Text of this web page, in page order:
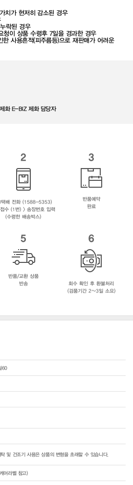
치가 현저히 감소된 경우
락된 경우
청이 상품 수령후 7일을 경과한 경우
사용흔적(피주름등)으로 재판매가 어려운
화 E-BIZ 제화 담당자
2
택배 전화 (1588-5353)
수 (1번) > 송장번호 입력
(수령한 배송박스)
3
반품예약
완료
5
반품/교환 상품
반송
6
회수 확인 후 환불처리
(검품기간 2~3일 소요)
60
탁 및 건조기 사용은 상품의 변형을 초래할 수 있습니다.
어라벨 참고)